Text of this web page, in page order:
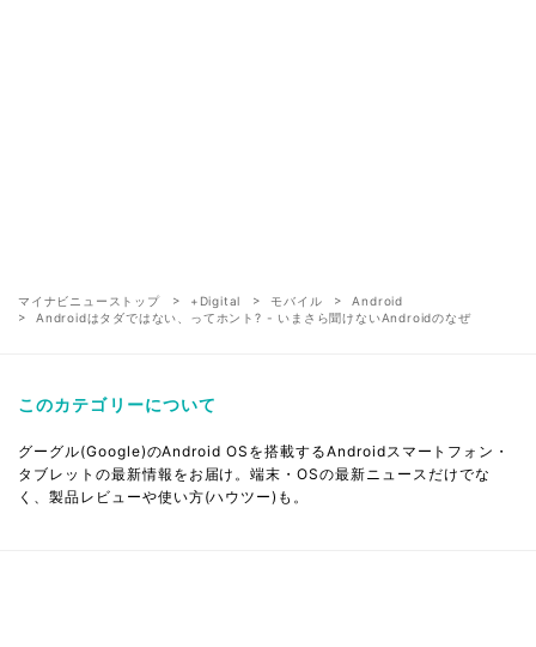
マイナビニューストップ +Digital モバイル
Android
Androidはタダではない、ってホント? - いまさら聞けないAndroidのなぜ
このカテゴリーについて
グーグル(Google)のAndroid OSを搭載するAndroidスマートフォン・
タブレットの最新情報をお届け。端末・OSの最新ニュースだけでな
く、製品レビューや使い方(ハウツー)も。